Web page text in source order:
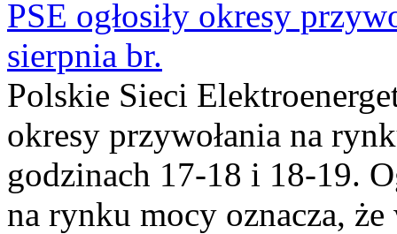
PSE ogłosiły okresy
sierpnia br.
Polskie Sieci
okresy przywołania na
godzinach 17-18 i 18-19.
na rynku mocy oznacza,